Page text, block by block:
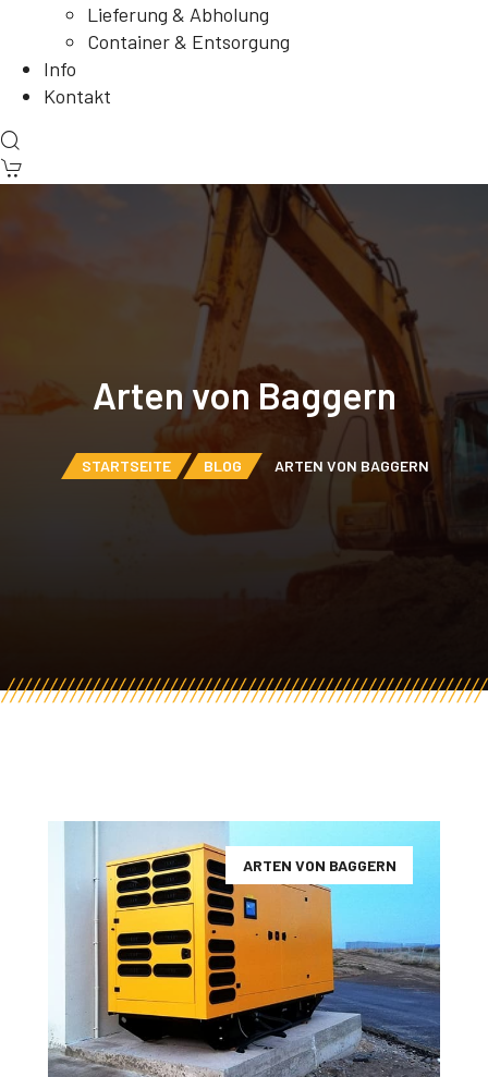
Lieferung & Abholung
Container & Entsorgung
Info
Kontakt
Arten von Baggern
STARTSEITE BLOG ARTEN VON BAGGERN
ARTEN VON BAGGERN